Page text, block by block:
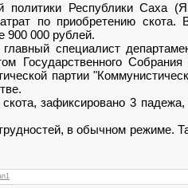
политики Республики Саха
по приобретению скота.
900 000 рублей.
специалист
Государственного
партии
зафиксировано 3
в обычном режиме.